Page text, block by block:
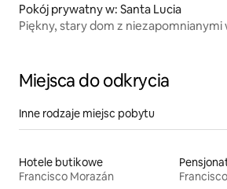
Pokój prywatny w: Santa Lucia
Piękny, stary dom z niezapomnianymi
Miejsca do odkrycia
Inne rodzaje miejsc pobytu
Hotele butikowe
Francisco Morazán